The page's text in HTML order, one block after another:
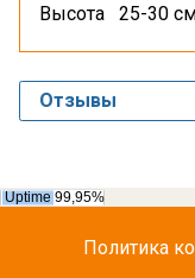
Высота 25-30
Отзывы
Политика